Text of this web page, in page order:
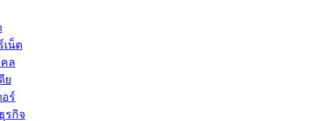
เน็ต
ล
ย
อร์
รกิจ